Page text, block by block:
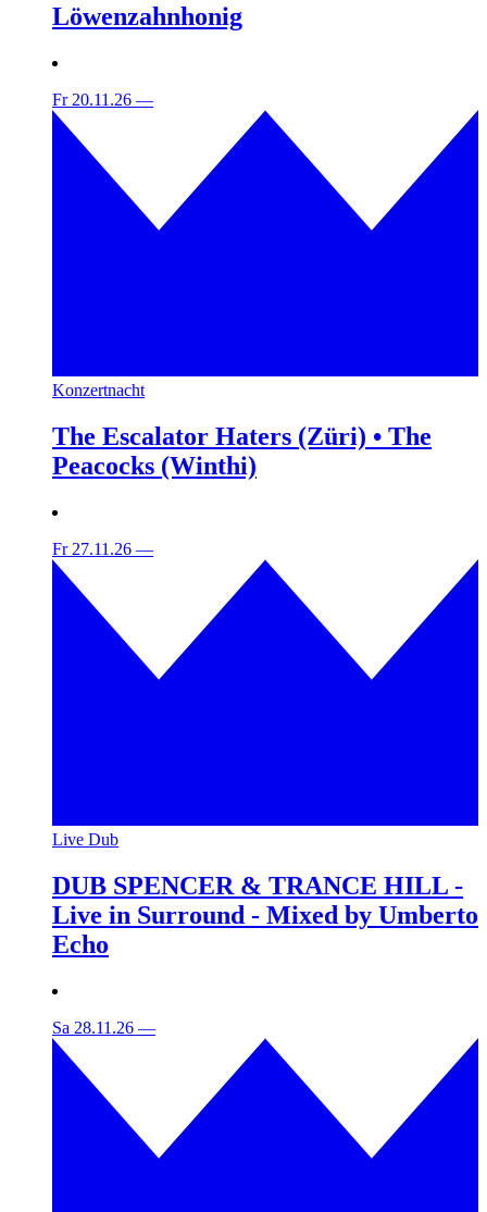
Löwenzahnhonig
Fr 20.11.26 —
Konzertnacht
The Escalator Haters (Züri) • The
Peacocks (Winthi)
Fr 27.11.26 —
Live Dub
DUB SPENCER & TRANCE HILL -
Live in Surround - Mixed by Umberto
Echo
Sa 28.11.26 —